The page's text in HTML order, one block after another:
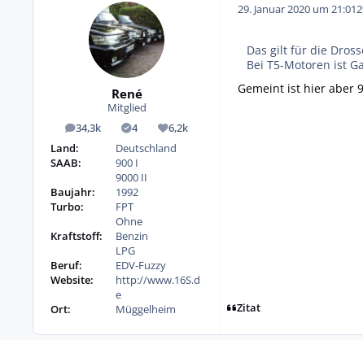
René
Mitglied
34,3k
Beiträge 4
Lösungen6,2k
Reputation
Land:
Deutschland
SAAB:
900 I
9000 II
Baujahr:
1992
Turbo:
FPT
Ohne
Kraftstoff:
Benzin
LPG
Beruf:
EDV-Fuzzy
Website:
http://www.16S.d
e
Ort:
Müggelheim
29. Januar 2020 um 21:01
Das gilt für die
Bei T5-Motoren ist
Gemeint ist hier aber
Zitat